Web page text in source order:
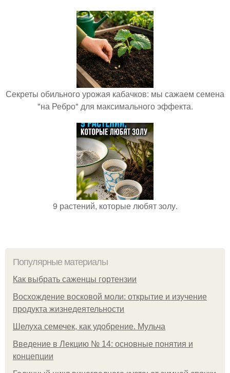
Секреты обильного урожая кабачков: мы сажаем семена
"на Ребро" для максимального эффекта.
9 растений, которые любят золу.
Популярные материалы
Как выбрать саженцы гортензии
Восхождение восковой моли: открытие и изучение
продукта жизнедеятельности
Шелуха семечек, как удобрение. Мульча
Введение в Лекцию № 14: основные понятия и
концепции